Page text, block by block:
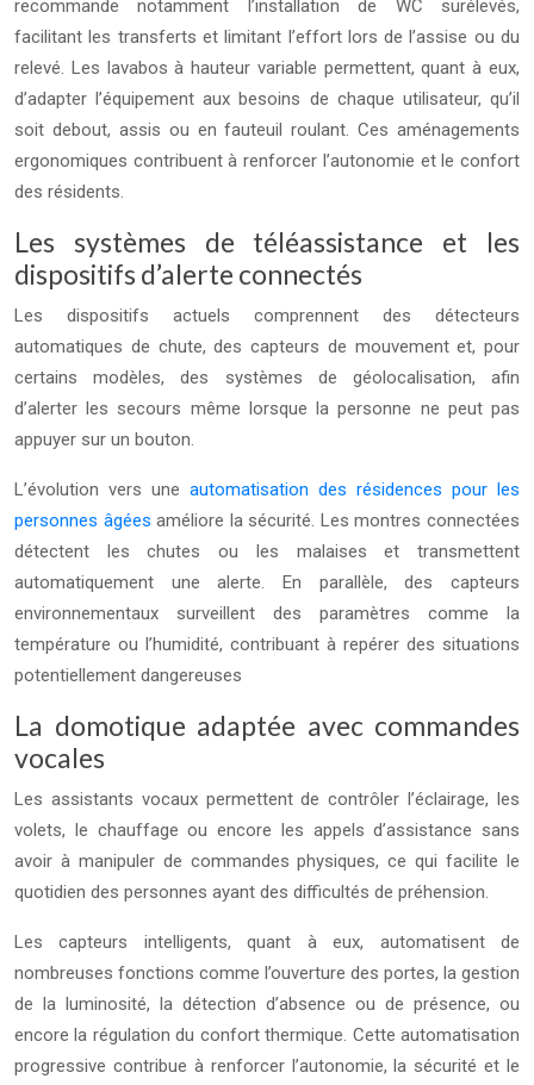
recommande notamment l’installation de WC surélevés,
facilitant les transferts et limitant l’effort lors de l’assise ou du
relevé. Les lavabos à hauteur variable permettent, quant à eux,
d’adapter l’équipement aux besoins de chaque utilisateur, qu’il
soit debout, assis ou en fauteuil roulant. Ces aménagements
ergonomiques contribuent à renforcer l’autonomie et le confort
des résidents.
Les systèmes de téléassistance et les
dispositifs d’alerte connectés
Les dispositifs actuels comprennent des détecteurs
automatiques de chute, des capteurs de mouvement et, pour
certains modèles, des systèmes de géolocalisation, afin
d’alerter les secours même lorsque la personne ne peut pas
appuyer sur un bouton.
L’évolution vers une automatisation des résidences pour les
personnes âgéesaméliore la sécurité. Les montres connectées
détectent les chutes ou les malaises et transmettent
automatiquement une alerte. En parallèle, des capteurs
environnementaux surveillent des paramètres comme la
température ou l’humidité, contribuant à repérer des situations
potentiellement dangereuses
La domotique adaptée avec commandes
vocales
Les assistants vocaux permettent de contrôler l’éclairage, les
volets, le chauffage ou encore les appels d’assistance sans
avoir à manipuler de commandes physiques, ce qui facilite le
quotidien des personnes ayant des difficultés de préhension.
Les capteurs intelligents, quant à eux, automatisent de
nombreuses fonctions comme l’ouverture des portes, la gestion
de la luminosité, la détection d’absence ou de présence, ou
encore la régulation du confort thermique. Cette automatisation
progressive contribue à renforcer l’autonomie, la sécurité et le